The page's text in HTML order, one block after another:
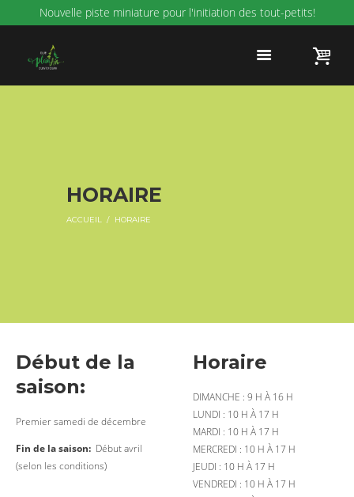
Nouvelle piste miniature pour l'initiation des tout-petits!
HORAIRE
ACCUEIL HORAIRE
Début de la
saison:
Premier samedi de décembre
Fin de la saison: Début avril
(selon les conditions)
Horaire
DIMANCHE : 9 H À 16 H
LUNDI : 10 H À 17 H
MARDI : 10 H À 17 H
MERCREDI : 10 H À 17 H
JEUDI : 10 H À 17 H
VENDREDI : 10 H À 17 H